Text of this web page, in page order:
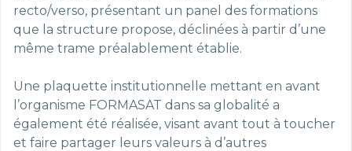
recto/verso, présentant un panel des formations
que la structure propose, déclinées à partir d’une
même trame préalablement établie.
Une plaquette institutionnelle mettant en avant
l’organisme FORMASAT dans sa globalité a
également été réalisée, visant avant tout à toucher
et faire partager leurs valeurs à d’autres